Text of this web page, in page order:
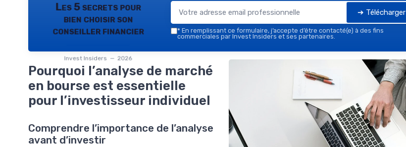
Les 5 secrets pour
bien choisir son
conseiller financier
Invest Insiders — 2026
➔ Télécharger
* En remplissant ce formulaire, j’accepte d’être contacté(e) à des fins
commerciales par Invest Insiders et ses partenaires.
Pourquoi l’analyse de marché
en bourse est essentielle
pour l’investisseur individuel
Comprendre l’importance de l’analyse
avant d’investir